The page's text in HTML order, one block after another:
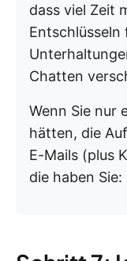
dass viel Zeit
Chatten
Wenn Sie nur
hätten, die
E-Mails (plus
die haben